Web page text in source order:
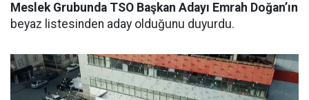
Meslek Grubunda TSO Başkan Adayı Emrah Doğan’ın
beyaz listesinden aday olduğunu duyurdu.